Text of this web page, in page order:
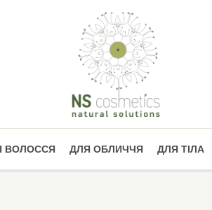
ВОЛОССЯ ДЛЯ ОБЛИЧЧЯ ДЛЯ ТІЛА